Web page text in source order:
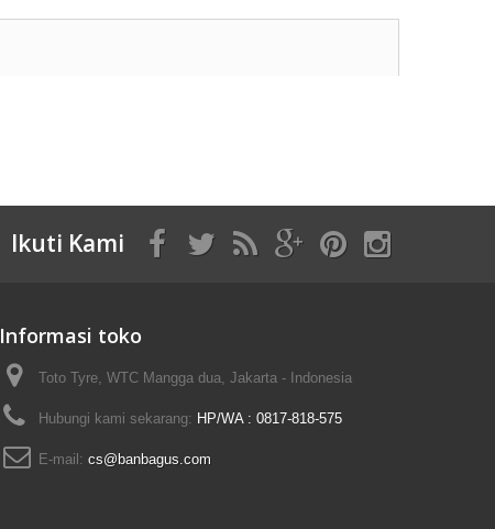
Ikuti Kami
Informasi toko
Toto Tyre, WTC Mangga dua, Jakarta - Indonesia
Hubungi kami sekarang: HP/WA : 0817-818-575
E-mail: cs@banbagus.com